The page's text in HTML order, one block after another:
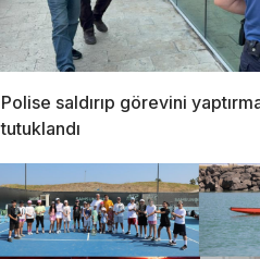
Polise saldırıp görevini
tutuklandı